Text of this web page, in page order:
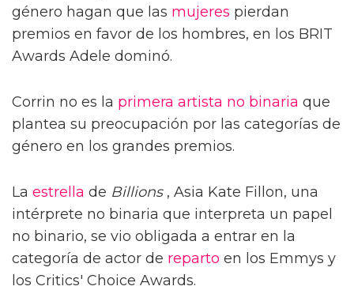
género hagan que las mujeres pierdan
premios en favor de los hombres, en los BRIT
Awards Adele dominó.
Corrin no es la primera artista no binaria que
plantea su preocupación por las categorías de
género en los grandes premios.
La estrella de Billions , Asia Kate Fillon, una
intérprete no binaria que interpreta un papel
no binario, se vio obligada a entrar en la
categoría de actor de reparto en los Emmys y
los Critics' Choice Awards.